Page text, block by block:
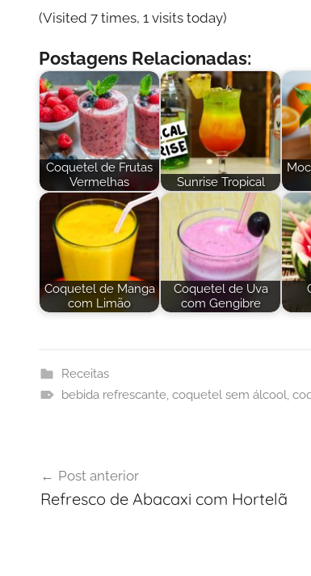
(Visited 7 times, 1 visits today)
Postagens Relacionadas:
Coquetel de Frutas
Vermelhas
Sunrise Tropical
Coquetel de Manga
com Limão
Coquetel de Uva
com Gengibre
Receitas
bebida refrescante, coquetel sem álcool,
de
Post anterior
Refresco de Abacaxi com Hortelã